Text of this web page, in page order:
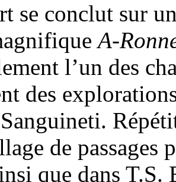
se conclut sur
A-
l’un des
des
de passages
que dans